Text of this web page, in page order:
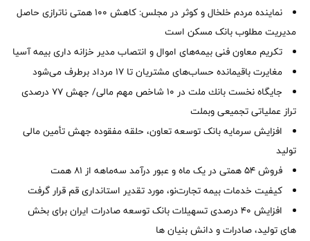
نماینده مردم خلخال و کوثر در مجلس: کاهش ۱۰۰ همتی ناترازی حاصل
مدیریت مطلوب بانک مسکن است
تکریم معاون فنی بیمه‌های اموال و انتصاب مدیر خزانه داری بیمه آسیا
مغایرت‌ باقیمانده حساب‌های مشتریان تا ۱۷ مرداد برطرف می‌شود
جایگاه نخست بانك ملت در 10 شاخص مهم مالی/ جهش 77 درصدی
تراز عملیاتی تجمیعی وبملت
افزایش سرمایه بانک توسعه تعاون، حلقه مفقوده جهش تأمین مالی
تولید
فروش 54 همتی در یک ماه و عبور درآمد سه‌ماهه از 81 همت
کیفیت خدمات بیمه تجارت‌نو، مورد تقدیر استانداری قم قرار گرفت
افزایش 40 درصدی تسهیلات بانک توسعه صادرات ایران برای بخش
های تولید، صادرات و دانش بنیان ها